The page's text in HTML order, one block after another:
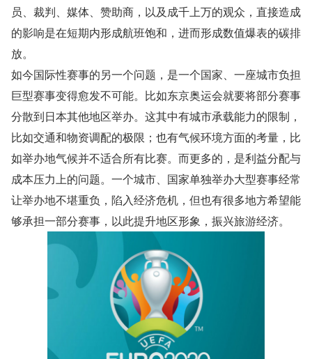
员、裁判、媒体、赞助商，以及成千上万的观众，直接造成
的影响是在短期内形成航班饱和，进而形成数值爆表的碳排
放。
如今国际性赛事的另一个问题，是一个国家、一座城市负担
巨型赛事变得愈发不可能。比如东京奥运会就要将部分赛事
分散到日本其他地区举办。这其中有城市承载能力的限制，
比如交通和物资调配的极限；也有气候环境方面的考量，比
如举办地气候并不适合所有比赛。而更多的，是利益分配与
成本压力上的问题。一个城市、国家单独举办大型赛事经常
让举办地不堪重负，陷入经济危机，但也有很多地方希望能
够承担一部分赛事，以此提升地区形象，振兴旅游经济。